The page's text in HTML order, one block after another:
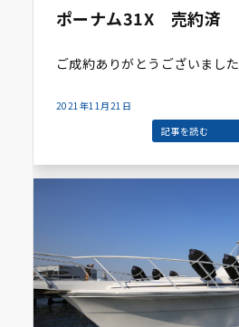
ポーナム31X 売約済
ご成約ありがとうございました
2021年11月21日
記事を読む